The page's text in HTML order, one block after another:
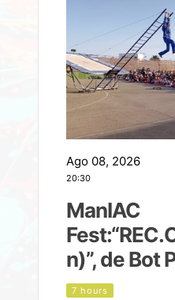
Ago 08, 2026
20:30
ManIAC
n)”, de Bot
7 hours